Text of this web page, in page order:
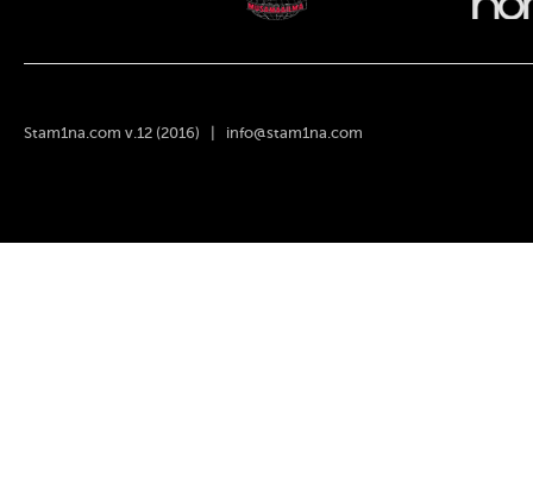
Stam1na.com v.12 (2016) | info@stam1na.com